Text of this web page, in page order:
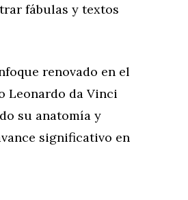
fábulas y textos
renovado en el
Leonardo da Vinci
su anatomía y
significativo en